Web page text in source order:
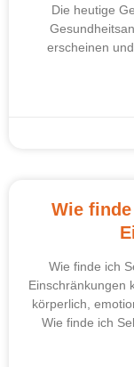
Die heutige
erscheinen
Wie
Wie finde ich
Einschränkungen
körperlich,
Wie finde ich